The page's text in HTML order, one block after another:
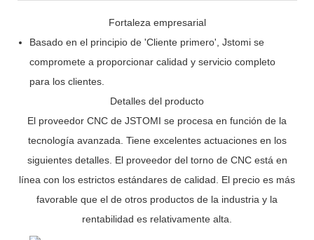
Fortaleza empresarial
Basado en el principio de 'Cliente primero', Jstomi se
compromete a proporcionar calidad y servicio completo
para los clientes.
Detalles del producto
El proveedor CNC de JSTOMI se procesa en función de la
tecnología avanzada. Tiene excelentes actuaciones en los
siguientes detalles. El proveedor del torno de CNC está en
línea con los estrictos estándares de calidad. El precio es más
favorable que el de otros productos de la industria y la
rentabilidad es relativamente alta.